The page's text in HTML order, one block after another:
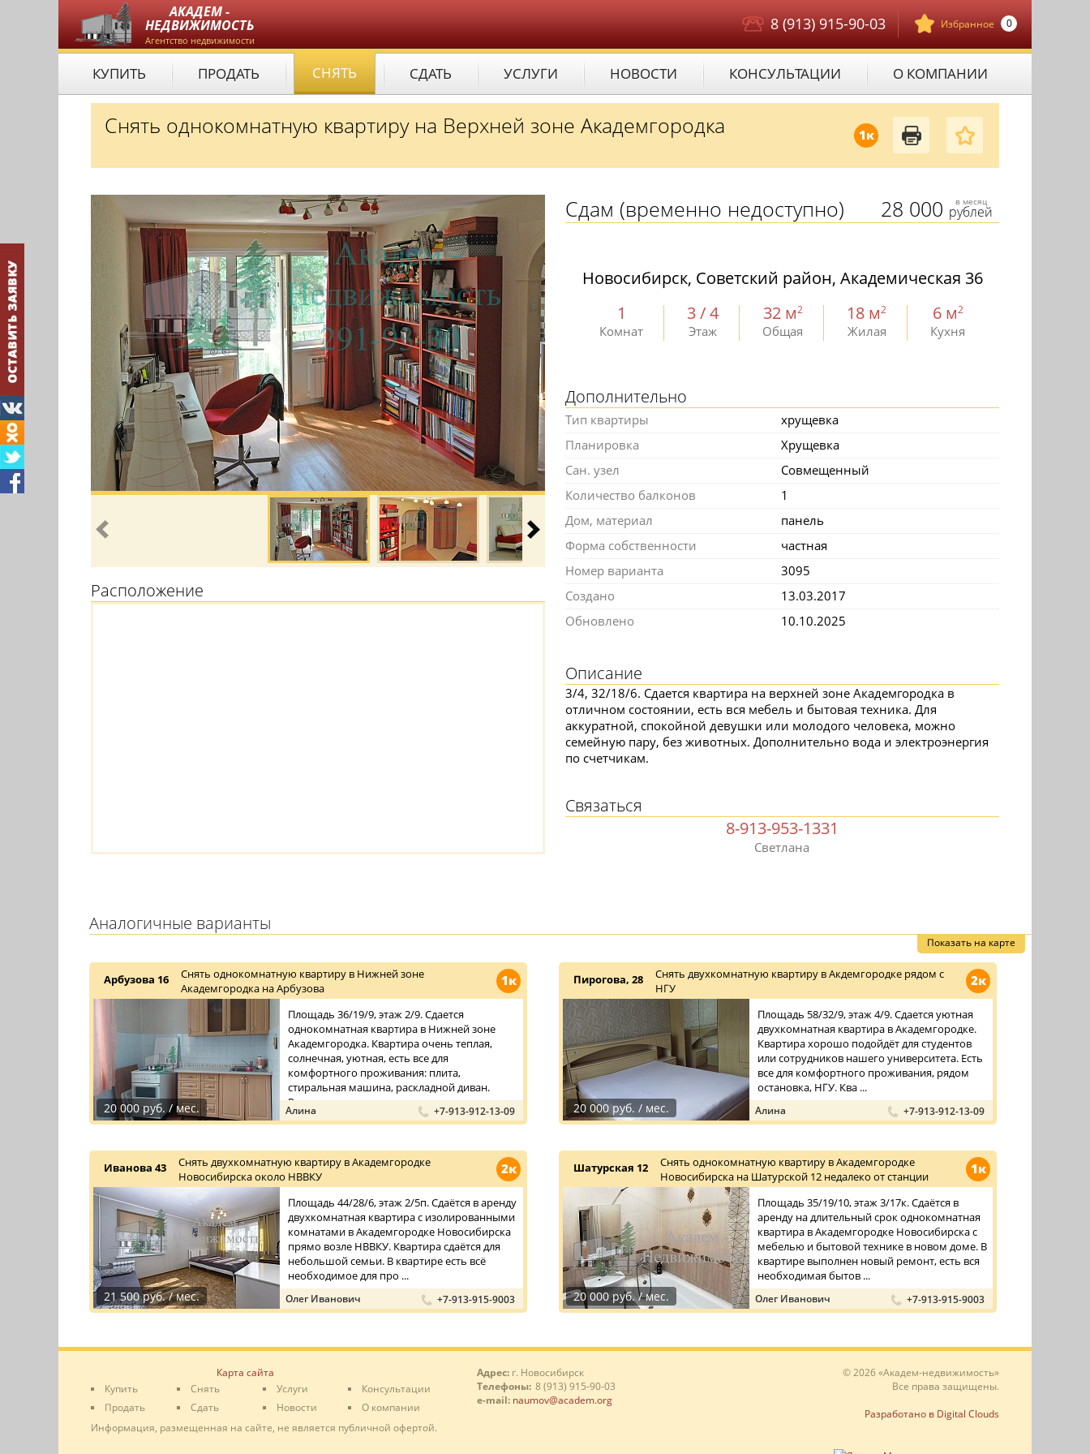
АКАДЕМ -
НЕДВИЖИМОСТЬ
Агентство недвижимости
Избранное 0
8 (913) 915-90-03
КУПИТЬ ПРОДАТЬ СНЯТЬ СДАТЬ УСЛУГИ НОВОСТИ КОНСУЛЬТАЦИИ О КОМПАНИИ
1к
Снять однокомнатную квартиру на Верхней зоне Академгородка
Расположение
28 000 в месяц
рублей
Сдам (временно недоступно)
Новосибирск, Советский район, Академическая 36
1
Комнат
3 / 4
Этаж
32 м2
Общая
18 м2
Жилая
6 м2
Кухня
Дополнительно
Тип квартиры
хрущевка
Планировка
Хрущевка
Сан. узел
Совмещенный
Количество балконов
1
Дом, материал
панель
Форма собственности
частная
Номер варианта
3095
Создано
13.03.2017
Обновлено
10.10.2025
Описание
3/4, 32/18/6. Сдается квартира на верхней зоне Академгородка в
отличном состоянии, есть вся мебель и бытовая техника. Для
аккуратной, спокойной девушки или молодого человека, можно
семейную пару, без животных. Дополнительно вода и электроэнергия
по счетчикам.
Связаться
8-913-953-1331
Светлана
Аналогичные варианты
Показать на карте
1к
Арбузова 16
Снять однокомнатную квартиру в Нижней зоне
Академгородка на Арбузова
20 000 руб. / мес.
Площадь 36/19/9, этаж 2/9. Сдается
однокомнатная квартира в Нижней зоне
Академгородка. Квартира очень теплая,
солнечная, уютная, есть все для
комфортного проживания: плита,
стиральная машина, раскладной диван.
Рядом с до ...
Алина +7-913-912-13-09
2к
Пирогова, 28
Снять двухкомнатную квартиру в Акдемгородке рядом с
НГУ
20 000 руб. / мес.
Площадь 58/32/9, этаж 4/9. Сдается уютная
двухкомнатная квартира в Академгородке.
Квартира хорошо подойдёт для студентов
или сотрудников нашего университета. Есть
все для комфортного проживания, рядом
остановка, НГУ. Ква ...
Алина +7-913-912-13-09
2к
Иванова 43
Снять двухкомнатную квартиру в Академгородке
Новосибирска около НВВКУ
21 500 руб. / мес.
Площадь 44/28/6, этаж 2/5п. Сдаётся в аренду
двухкомнатная квартира с изолированными
комнатами в Академгородке Новосибирска
прямо возле НВВКУ. Квартира сдаётся для
небольшой семьи. В квартире есть всё
необходимое для про ...
Олег Иванович +7-913-915-9003
1к
Шатурская 12
Снять однокомнатную квартиру в Академгородке
Новосибирска на Шатурской 12 недалеко от станции
сеятель и технопарка.
20 000 руб. / мес.
Площадь 35/19/10, этаж 3/17к. Сдаётся в
аренду на длительный срок однокомнатная
квартира в Академгородке Новосибирска с
мебелью и бытовой технике в новом доме. В
квартире выполнен новый ремонт, есть вся
необходимая бытов ...
Олег Иванович +7-913-915-9003
Карта сайта
Купить
Продать
Снять
Сдать
Услуги
Новости
Консультации
О компании
Информация, размещенная на сайте, не является публичной офертой.
Адрес: г. Новосибирск
Телефоны: 8 (913) 915-90-03
e-mail: naumov@academ.org
© 2026 «Академ-недвижимость»
Все права защищены.
Разработано в Digital Clouds